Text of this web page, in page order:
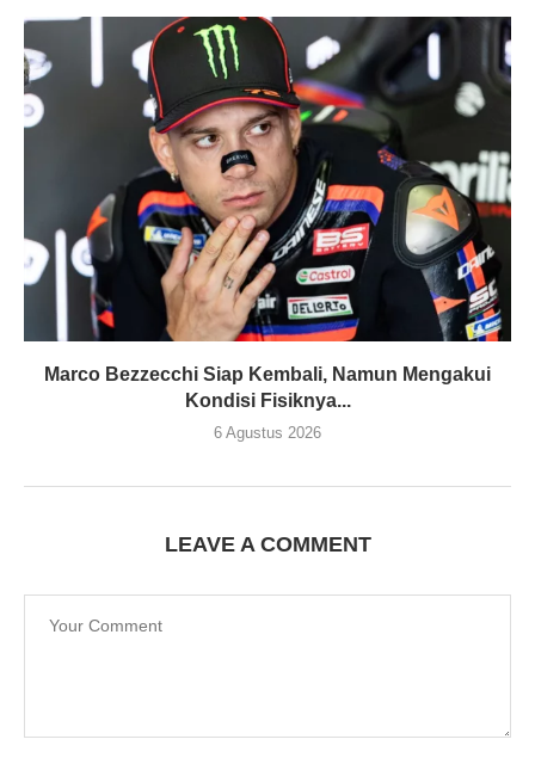
Marco Bezzecchi Siap Kembali, Namun Mengakui
Kondisi Fisiknya...
6 Agustus 2026
LEAVE A COMMENT